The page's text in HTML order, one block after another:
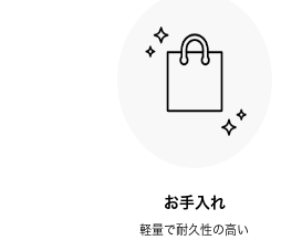
お手入れ
軽量で耐久性の高い